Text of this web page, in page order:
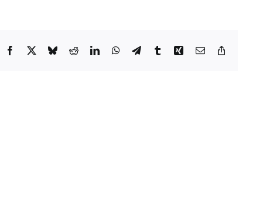
Facebook
X BlueskyRedditLinkedInWhatsApp
TelegramTumblrXing Email